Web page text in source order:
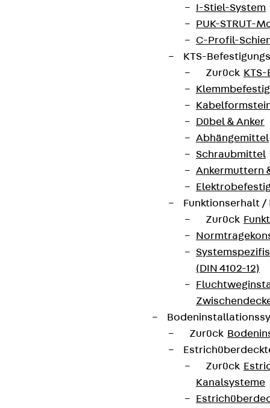
I-Stiel-System
PUK-STRUT-
C-Profil-
KTS-
Zurück
Dübel & Anker
Abhängemittel
Schraubmittel
Ankermuttern
Funktionserhalt
Zurück
(DIN 4102-12)
Zurück
Zurück
Kanalsysteme